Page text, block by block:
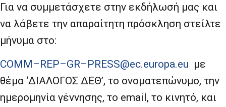
Για να συμμετάσχετε στην εκδήλωσή μας και
να λάβετε την απαραίτητη πρόσκληση στείλτε
μήνυμα στο:
COMM–REP–GR–PRESS@ec.europa.eu με
θέμα ‘ΔΙΑΛΟΓΟΣ ΔΕΘ’, το ονοματεπώνυμο, την
ημερομηνία γέννησης, το email, το κινητό, και